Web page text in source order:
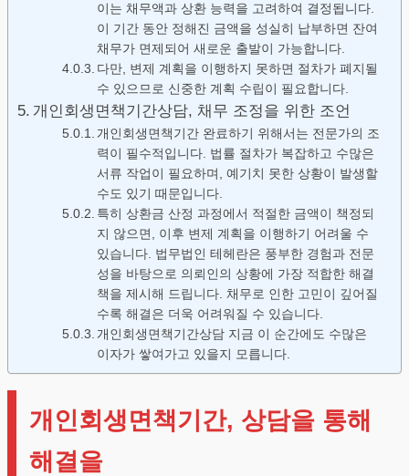
이는 채무액과 상환 능력을 고려하여 결정됩니다.
이 기간 동안 정해진 금액을 성실히 납부하면 잔여
채무가 면제되어 새로운 출발이 가능합니다.
다만, 변제 계획을 이행하지 못하면 절차가 폐지될
수 있으므로 신중한 계획 수립이 필요합니다.
개인회생면책기간상담, 채무 조정을 위한 조언
개인회생면책기간 완료하기 위해서는 전문가의 조
력이 필수적입니다. 법률 절차가 복잡하고 수많은
서류 작업이 필요하며, 예기치 못한 상황이 발생할
수도 있기 때문입니다.
특히 상환금 산정 과정에서 적절한 금액이 책정되
지 않으면, 이후 변제 계획을 이행하기 어려울 수
있습니다. 법무법인 테헤란은 풍부한 경험과 전문
성을 바탕으로 의뢰인의 상황에 가장 적합한 해결
책을 제시해 드립니다. 채무로 인한 고민이 깊어질
수록 해결은 더욱 어려워질 수 있습니다.
개인회생면책기간상담 지금 이 순간에도 수많은
이자가 쌓여가고 있을지 모릅니다.
개인회생면책기간, 상담을 통해
해결을